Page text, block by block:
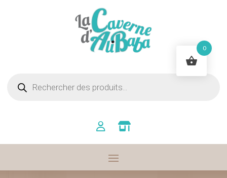
produits
0